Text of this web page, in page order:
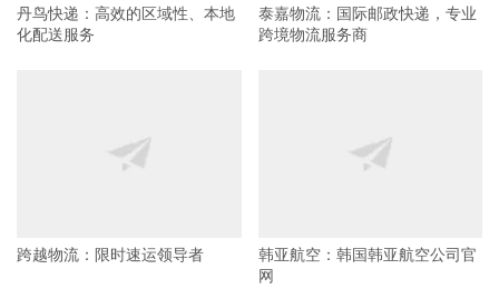
丹鸟快递：高效的区域性、本地
化配送服务
泰嘉物流：国际邮政快递，专业
跨境物流服务商
跨越物流：限时速运领导者
韩亚航空：韩国韩亚航空公司官
网